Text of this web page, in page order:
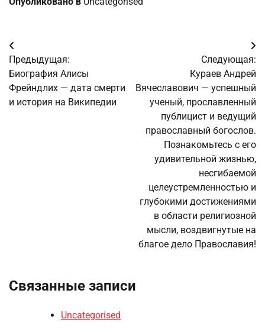
Навигация
по
записям
Предыдущая:
Биография Алисы
Фрейндлих — дата смерти
и история на Википедии
Следующая:
Кураев Андрей
Вячеславович — успешный
ученый, прославленный
публицист и ведущий
православный богослов.
Познакомьтесь с его
удивительной жизнью,
несгибаемой
целеустремленностью и
глубокими достижениями
в области религиозной
мысли, воздвигнутые на
благое дело Православия!
Связанные записи
Uncategorised